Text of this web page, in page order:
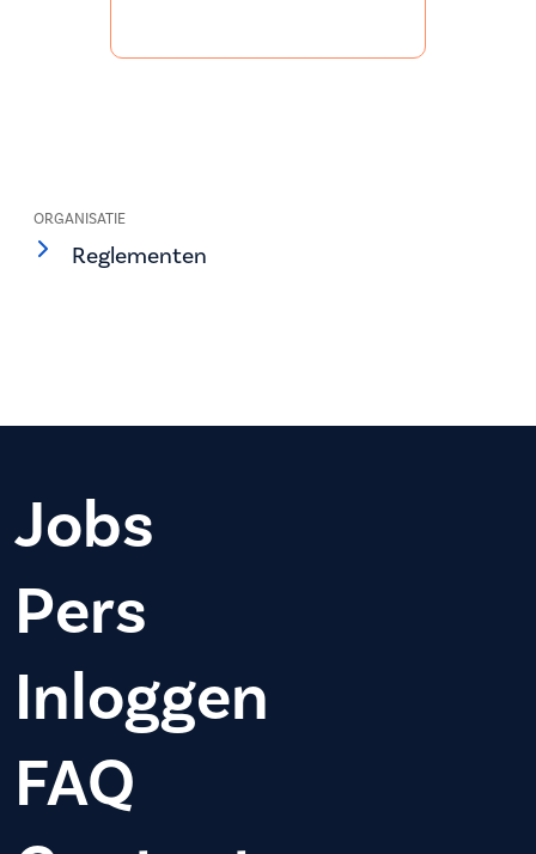
ORGANISATIE
Reglementen
Jobs
Pers
Inloggen
FAQ